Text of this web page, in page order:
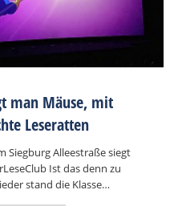
man Mäuse, mit
Leseratten
Siegburg Alleestraße siegt
Ist das denn zu
stand die Klasse…